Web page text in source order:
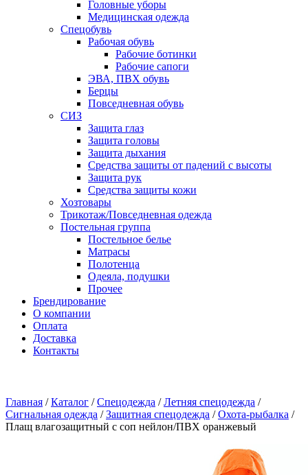
Головные уборы
Медицинская одежда
Спецобувь
Рабочая обувь
Рабочие ботинки
Рабочие сапоги
ЭВА, ПВХ обувь
Берцы
Повседневная обувь
СИЗ
Защита глаз
Защита головы
Защита дыхания
Средства защиты от падений с высоты
Защита рук
Средства защиты кожи
Хозтовары
Трикотаж/Повседневная одежда
Постельная группа
Постельное белье
Матрасы
Полотенца
Одеяла, подушки
Прочее
Брендирование
О компании
Оплата
Доставка
Контакты
Главная / Каталог / Спецодежда / Летняя спецодежда /
Сигнальная одежда / Защитная спецодежда / Охота-рыбалка /
Плащ влагозащитный с соп нейлон/ПВХ оранжевый